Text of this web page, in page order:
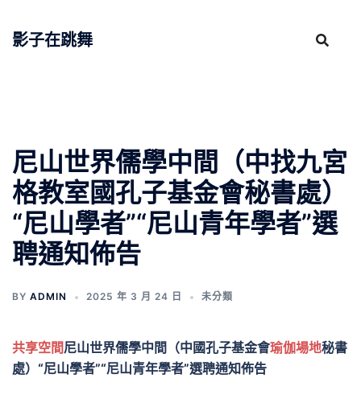
影子在跳舞
尼山世界儒學中間（中找九宮
格教室國孔子基金會秘書處）
“尼山學者”“尼山青年學者”選
聘通知佈告
BY ADMIN 2025 年 3 月 24 日 未分類
共享空間尼山世界儒學中間（中國孔子基金會瑜伽場地秘書
處）“尼山學者”“尼山青年學者”選聘通知佈告